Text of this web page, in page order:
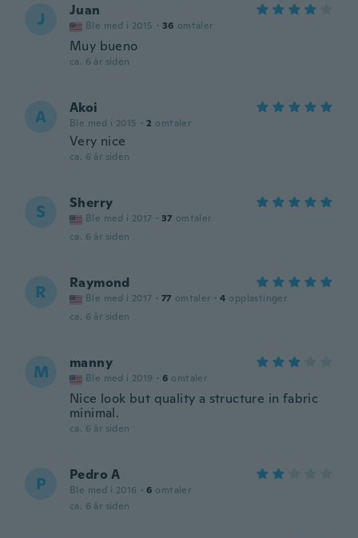
J Juan
Ble med i 2015 · 36 omtaler
Muy bueno
ca. 6 år siden
A Akoi
Ble med i 2015 · 2 omtaler
Very nice
ca. 6 år siden
S Sherry
Ble med i 2017 · 37 omtaler
ca. 6 år siden
R Raymond
Ble med i 2017 · 77 omtaler · 4 opplastinger
ca. 6 år siden
M manny
Ble med i 2019 · 6 omtaler
Nice look but quality a structure in fabric
minimal.
ca. 6 år siden
P Pedro A
Ble med i 2016 · 6 omtaler
ca. 6 år siden